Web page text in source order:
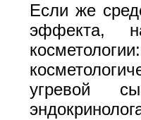
Если же
эффекта,
угревой